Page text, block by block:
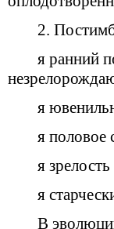
2.
я ранний
я
я половое
я зрелость
я
В